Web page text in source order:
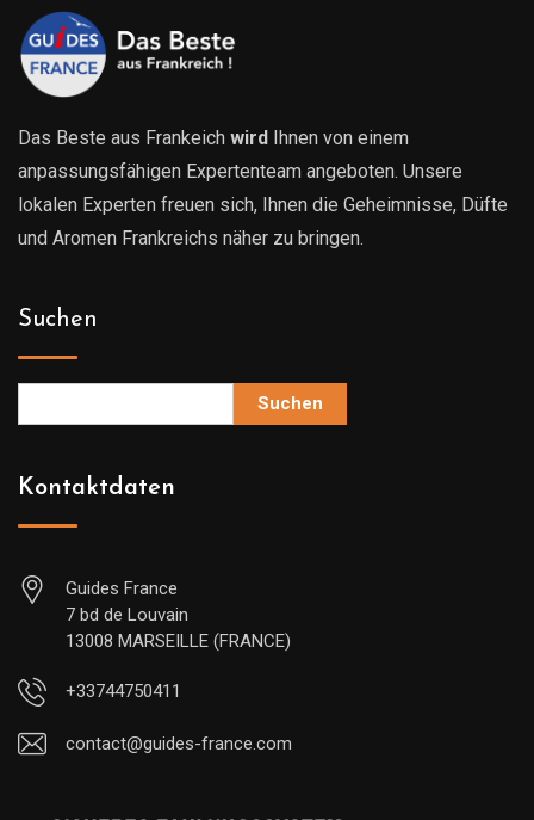
Das Beste aus Frankeich wird Ihnen von einem
anpassungsfähigen Expertenteam angeboten. Unsere
lokalen Experten freuen sich, Ihnen die Geheimnisse, Düfte
und Aromen Frankreichs näher zu bringen.
Suchen
Suchen
Kontaktdaten
Guides France
7 bd de Louvain
13008 MARSEILLE (FRANCE)
+33744750411
contact@guides-france.com